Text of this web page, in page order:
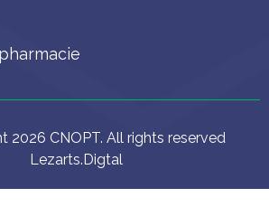
2026 CNOPT. All rights reserved
Lezarts.Digtal